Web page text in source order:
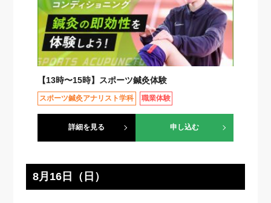
【13時〜15時】スポーツ鍼灸体験
スポーツ鍼灸アナリスト学科 職業体験
詳細を見る 申し込む
8月16日（日）